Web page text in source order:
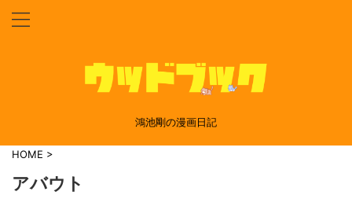
鴻池剛の漫画日記
HOME >
アバウト